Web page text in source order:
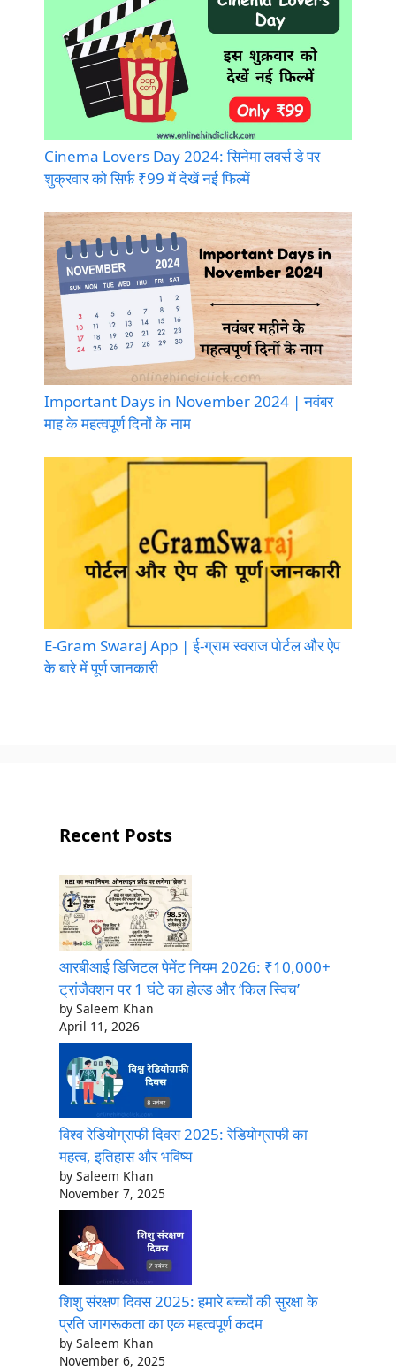
Cinema Lovers Day 2024: सिनेमा लवर्स डे पर
शुक्रवार को सिर्फ ₹99 में देखें नई फिल्में
Important Days in November 2024 | नवंबर
माह के महत्वपूर्ण दिनों के नाम
E-Gram Swaraj App | ई-ग्राम स्वराज पोर्टल और ऐप
के बारे में पूर्ण जानकारी
Recent Posts
आरबीआई डिजिटल पेमेंट नियम 2026: ₹10,000+
ट्रांजैक्शन पर 1 घंटे का होल्ड और ‘किल स्विच’
by Saleem Khan
April 11, 2026
विश्व रेडियोग्राफी दिवस 2025: रेडियोग्राफी का
महत्व, इतिहास और भविष्य
by Saleem Khan
November 7, 2025
शिशु संरक्षण दिवस 2025: हमारे बच्चों की सुरक्षा के
प्रति जागरूकता का एक महत्वपूर्ण कदम
by Saleem Khan
November 6, 2025